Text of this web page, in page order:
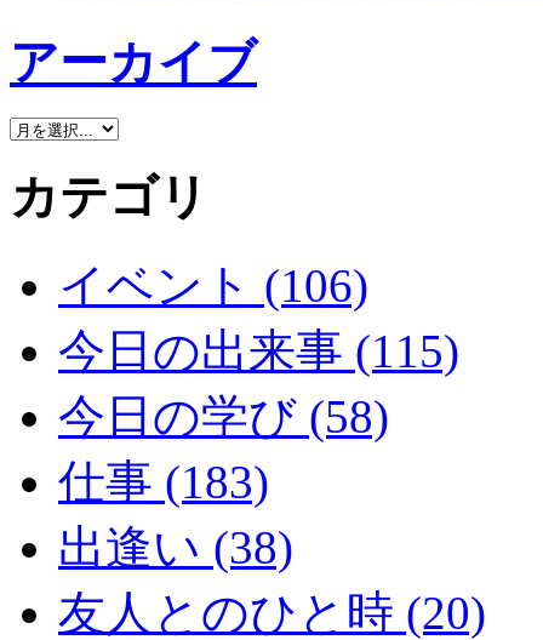
アーカイブ
カテゴリ
イベント (106)
今日の出来事 (115)
今日の学び (58)
仕事 (183)
出逢い (38)
友人とのひと時 (20)